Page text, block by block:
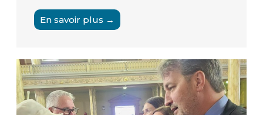
En savoir plus →